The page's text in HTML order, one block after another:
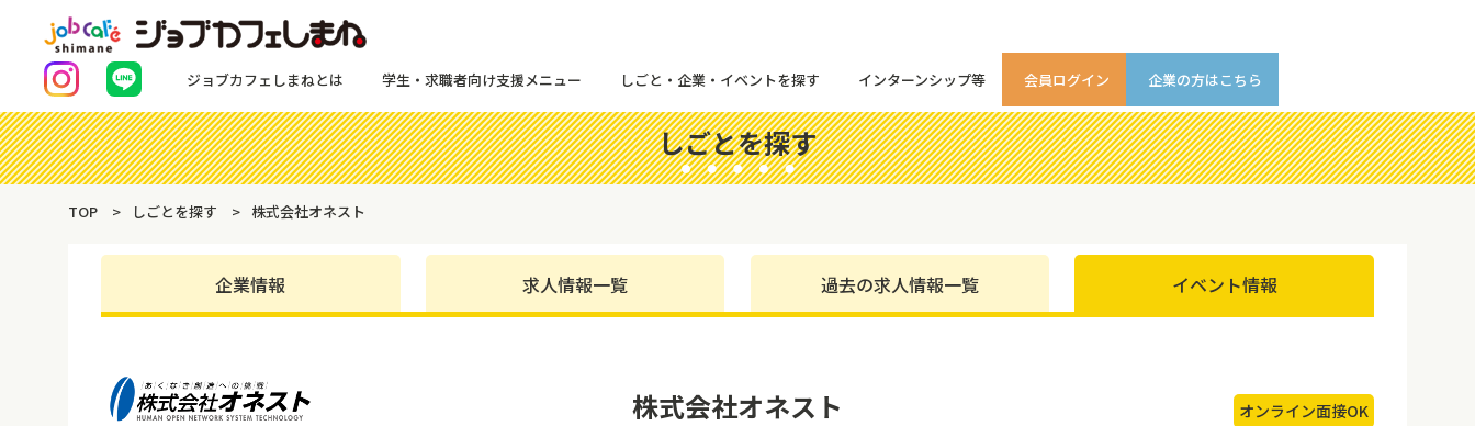
ジョブカフェしまねとは 学生・求職者向け支援メニュー しごと・企業・イベントを探す インターンシップ等 会員ログイン 企業の方はこちら
しごとを探す
TOP しごとを探す 株式会社オネスト
企業情報 求人情報一覧 過去の求人情報一覧 イベント情報
株式会社オネスト オンライン面接OK